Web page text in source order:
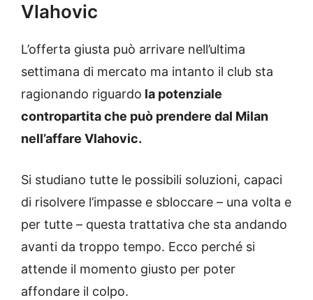
Vlahovic
L’offerta giusta può arrivare nell’ultima
settimana di mercato ma intanto il club sta
ragionando riguardo la potenziale
contropartita che può prendere dal Milan
nell’affare Vlahovic.
Si studiano tutte le possibili soluzioni, capaci
di risolvere l’impasse e sbloccare – una volta e
per tutte – questa trattativa che sta andando
avanti da troppo tempo. Ecco perché si
attende il momento giusto per poter
affondare il colpo.